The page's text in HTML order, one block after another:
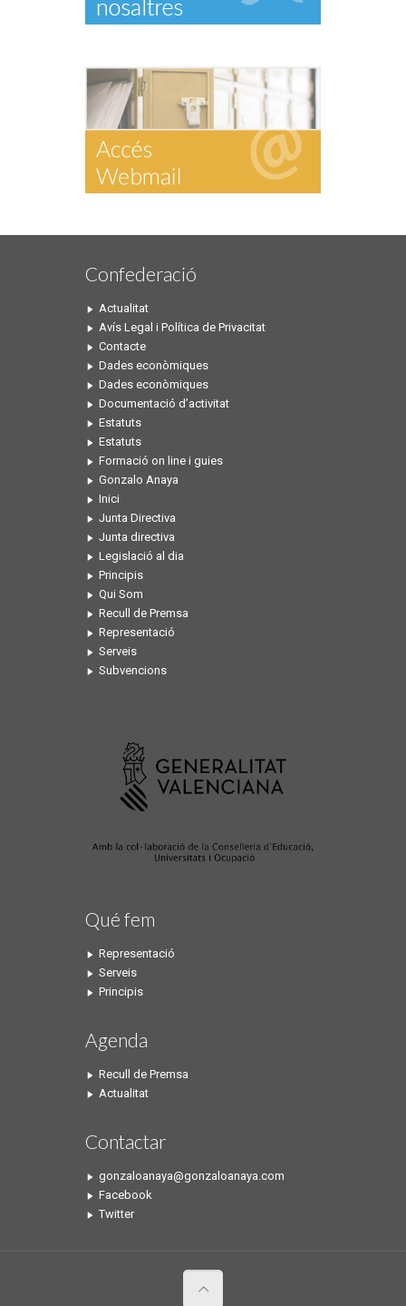
Confederació
Actualitat
Avís Legal i Política de Privacitat
Contacte
Dades econòmiques
Dades econòmiques
Documentació d’activitat
Estatuts
Estatuts
Formació on line i guies
Gonzalo Anaya
Inici
Junta Directiva
Junta directiva
Legislació al dia
Principis
Qui Som
Recull de Premsa
Representació
Serveis
Subvencions
Qué fem
Representació
Serveis
Principis
Agenda
Recull de Premsa
Actualitat
Contactar
gonzaloanaya@gonzaloanaya.com
Facebook
Twitter